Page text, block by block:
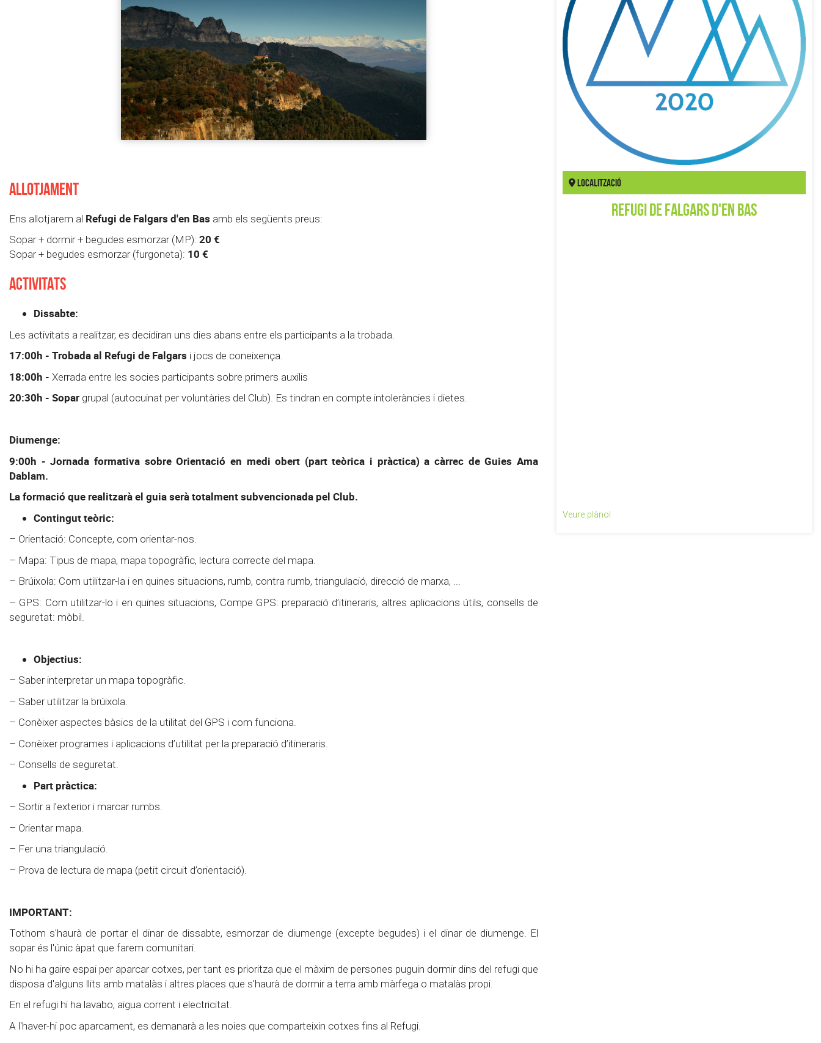
ALLOTJAMENT
Ens allotjarem al Refugi de Falgars d'en Bas amb els següents preus:
Sopar + dormir + begudes esmorzar (MP): 20 €
Sopar + begudes esmorzar (furgoneta): 10 €
ACTIVITATS
Dissabte:
Les activitats a realitzar, es decidiran uns dies abans entre els participants a la trobada.
17:00h - Trobada al Refugi de Falgars i jocs de coneixença.
18:00h - Xerrada entre les socies participants sobre primers auxilis
20:30h - Sopar grupal (autocuinat per voluntàries del Club). Es tindran en compte intoleràncies i dietes.
Diumenge:
9:00h - Jornada formativa sobre Orientació en medi obert (part teòrica i pràctica) a càrrec de Guies Ama
Dablam.
La formació que realitzarà el guia serà totalment subvencionada pel Club.
Contingut teòric:
– Orientació: Concepte, com orientar-nos.
– Mapa: Tipus de mapa, mapa topogràfic, lectura correcte del mapa.
– Brúixola: Com utilitzar-la i en quines situacions, rumb, contra rumb, triangulació, direcció de marxa, ...
– GPS: Com utilitzar-lo i en quines situacions, Compe GPS: preparació d’itineraris, altres aplicacions útils, consells de
seguretat: mòbil.
Objectius:
– Saber interpretar un mapa topogràfic.
– Saber utilitzar la brúixola.
– Conèixer aspectes bàsics de la utilitat del GPS i com funciona.
– Conèixer programes i aplicacions d’utilitat per la preparació d’itineraris.
– Consells de seguretat.
Part pràctica:
– Sortir a l’exterior i marcar rumbs.
– Orientar mapa.
– Fer una triangulació.
– Prova de lectura de mapa (petit circuit d’orientació).
IMPORTANT:
Tothom s'haurà de portar el dinar de dissabte, esmorzar de diumenge (excepte begudes) i el dinar de diumenge. El
sopar és l'únic àpat que farem comunitari.
No hi ha gaire espai per aparcar cotxes, per tant es prioritza que el màxim de persones puguin dormir dins del refugi que
disposa d'alguns llits amb matalàs i altres places que s'haurà de dormir a terra amb màrfega o matalàs propi.
En el refugi hi ha lavabo, aigua corrent i electricitat.
A l'haver-hi poc aparcament, es demanarà a les noies que comparteixin cotxes fins al Refugi.
Localització
Refugi de Falgars d'en Bas
Veure plànol